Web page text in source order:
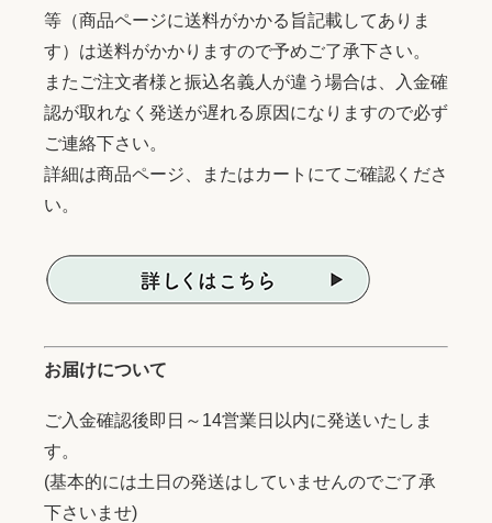
等（商品ページに送料がかかる旨記載してありま
す）は送料がかかりますので予めご了承下さい。
またご注文者様と振込名義人が違う場合は、入金確
認が取れなく発送が遅れる原因になりますので必ず
ご連絡下さい。
詳細は商品ページ、またはカートにてご確認くださ
い。
お届けについて
ご入金確認後即日～14営業日以内に発送いたしま
す。
(基本的には土日の発送はしていませんのでご了承
下さいませ)